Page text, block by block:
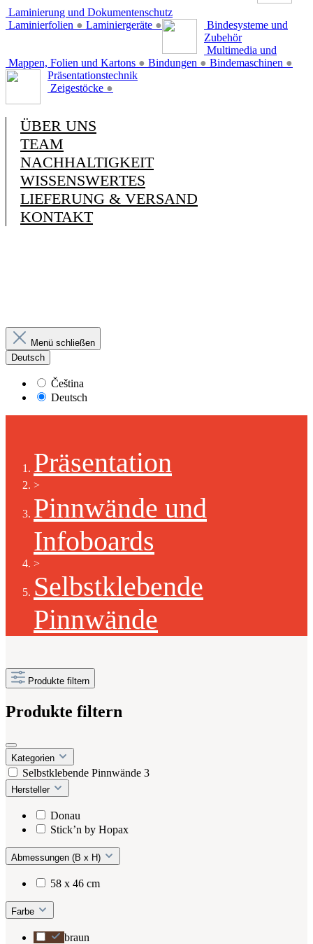
Laminierung und Dokumentenschutz
Laminierfolien ● Laminiergeräte ●
Bindesysteme und
Zubehör
Mappen, Folien und Kartons ● Bindungen ● Bindemaschinen ●
Multimedia und
Präsentationstechnik
Zeigestöcke ●
ÜBER UNS
TEAM
NACHHALTIGKEIT
WISSENSWERTES
LIEFERUNG & VERSAND
KONTAKT
Menü schließen
Deutsch
Čeština
Deutsch
Präsentation
>
Pinnwände und
Infoboards
>
Selbstklebende
Pinnwände
Produkte filtern
Produkte filtern
Kategorien
Selbstklebende Pinnwände 3
Hersteller
Donau
Stick’n by Hopax
Abmessungen (B x H)
58 x 46 cm
Farbe
braun